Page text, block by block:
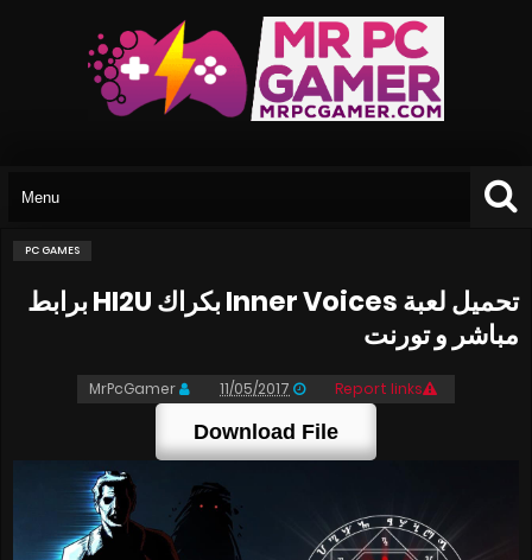
PC GAMES
تحميل لعبة Inner Voices بكراك HI2U برابط
مباشر و تورنت
MrPcGamer 11/05/2017 Report links
Download File